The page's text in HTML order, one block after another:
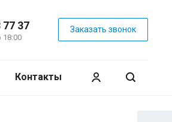
77 37
18:00
Заказать звонок
Контакты